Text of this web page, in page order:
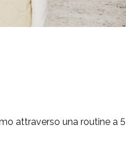
attraverso una routine a 5